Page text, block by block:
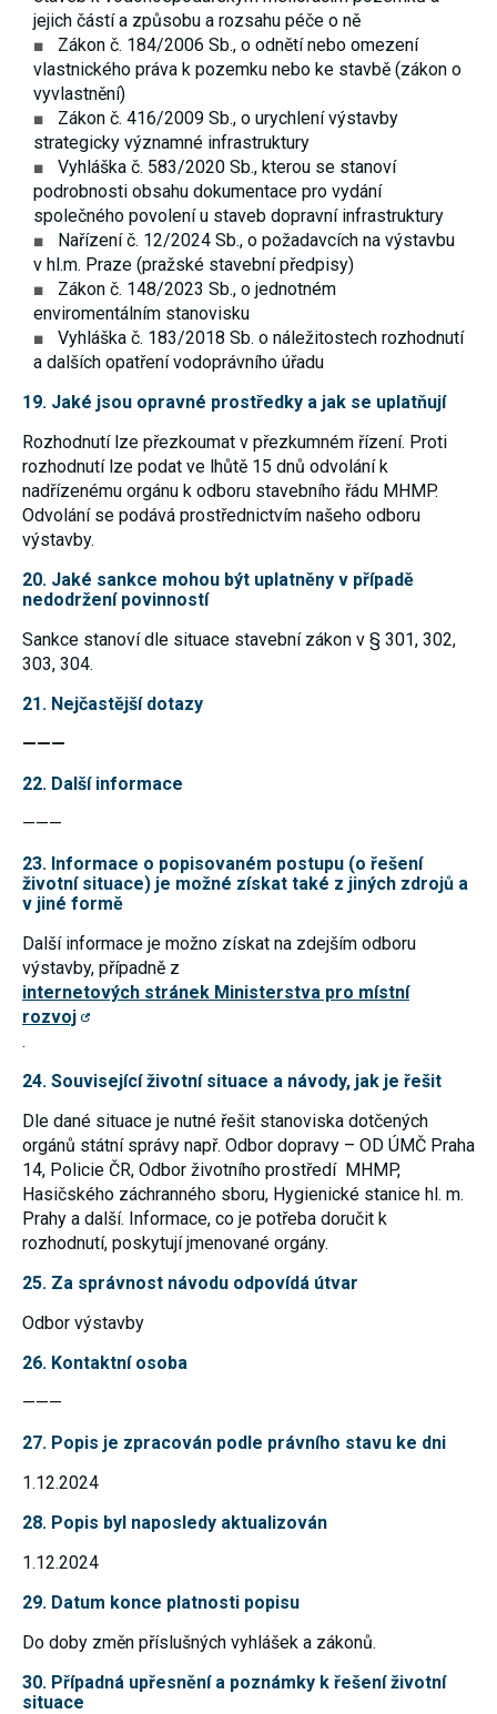
jejich částí a způsobu a rozsahu péče o ně
Zákon č. 184/2006 Sb., o odnětí nebo omezení
vlastnického práva k pozemku nebo ke stavbě (zákon o
vyvlastnění)
Zákon č. 416/2009 Sb., o urychlení výstavby
strategicky významné infrastruktury
Vyhláška č. 583/2020 Sb., kterou se stanoví
podrobnosti obsahu dokumentace pro vydání
společného povolení u staveb dopravní infrastruktury
Nařízení č. 12/2024 Sb., o požadavcích na výstavbu
v hl.m. Praze (pražské stavební předpisy)
Zákon č. 148/2023 Sb., o jednotném
enviromentálním stanovisku
Vyhláška č. 183/2018 Sb. o náležitostech rozhodnutí
a dalších opatření vodoprávního úřadu
19. Jaké jsou opravné prostředky a jak se uplatňují
Rozhodnutí lze přezkoumat v přezkumném řízení. Proti
rozhodnutí lze podat ve lhůtě 15 dnů odvolání k
nadřízenému orgánu k odboru stavebního řádu MHMP.
Odvolání se podává prostřednictvím našeho odboru
výstavby.
20. Jaké sankce mohou být uplatněny v případě
nedodržení povinností
Sankce stanoví dle situace stavební zákon v § 301, 302,
303, 304.
21. Nejčastější dotazy
———
22. Další informace
———
23. Informace o popisovaném postupu (o řešení
životní situace) je možné získat také z jiných zdrojů a
v jiné formě
Další informace je možno získat na zdejším odboru
výstavby, případně z
internetových stránek Ministerstva pro místní
rozvoj
.
24. Související životní situace a návody, jak je řešit
Dle dané situace je nutné řešit stanoviska dotčených
orgánů státní správy např. Odbor dopravy – OD ÚMČ Praha
14, Policie ČR, Odbor životního prostředí MHMP,
Hasičského záchranného sboru, Hygienické stanice hl. m.
Prahy a další. Informace, co je potřeba doručit k
rozhodnutí, poskytují jmenované orgány.
25. Za správnost návodu odpovídá útvar
Odbor výstavby
26. Kontaktní osoba
———
27. Popis je zpracován podle právního stavu ke dni
1.12.2024
28. Popis byl naposledy aktualizován
1.12.2024
29. Datum konce platnosti popisu
Do doby změn příslušných vyhlášek a zákonů.
30. Případná upřesnění a poznámky k řešení životní
situace